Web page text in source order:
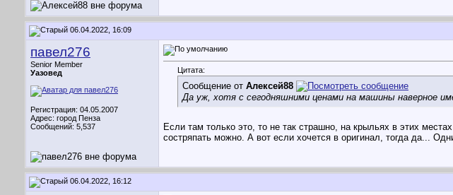
06.04.2022, 16:09
павел276
Senior Member
Уазовед
Регистрация: 04.05.2007
Адрес: город Пенза
Сообщений: 5,537
Цитата:
Сообщение от Алексей88
Да уж, хотя с сегодняшними ценами на машины наверное
Если там только это, то не так страшно, на крыльях в этих
состряпать можно. А вот если хочется в оригинал, тогда да...
06.04.2022, 16:12